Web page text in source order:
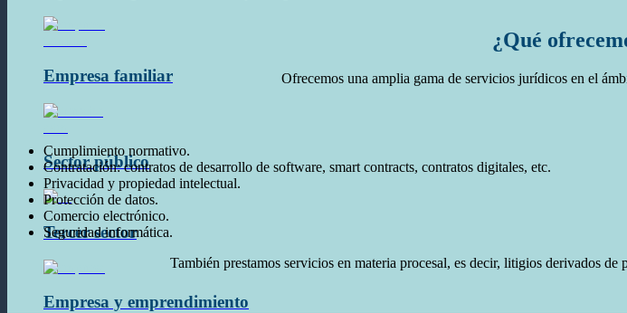
Empresa familiar
Sector público
Tercer sector
Empresa y emprendimiento
¿Qué
Ofrecemos una amplia gama de servicios jurídicos en el
Cumplimiento normativo.
Contratación: contratos de desarrollo de software, smart contracts, contratos digitales, etc.
Privacidad y propiedad intelectual.
Protección de datos.
Comercio electrónico.
Seguridad informática.
También prestamos servicios en materia procesal, es decir, litigios derivados